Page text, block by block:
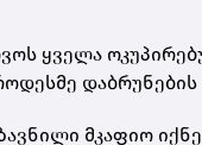
ყველა
მკაფიო